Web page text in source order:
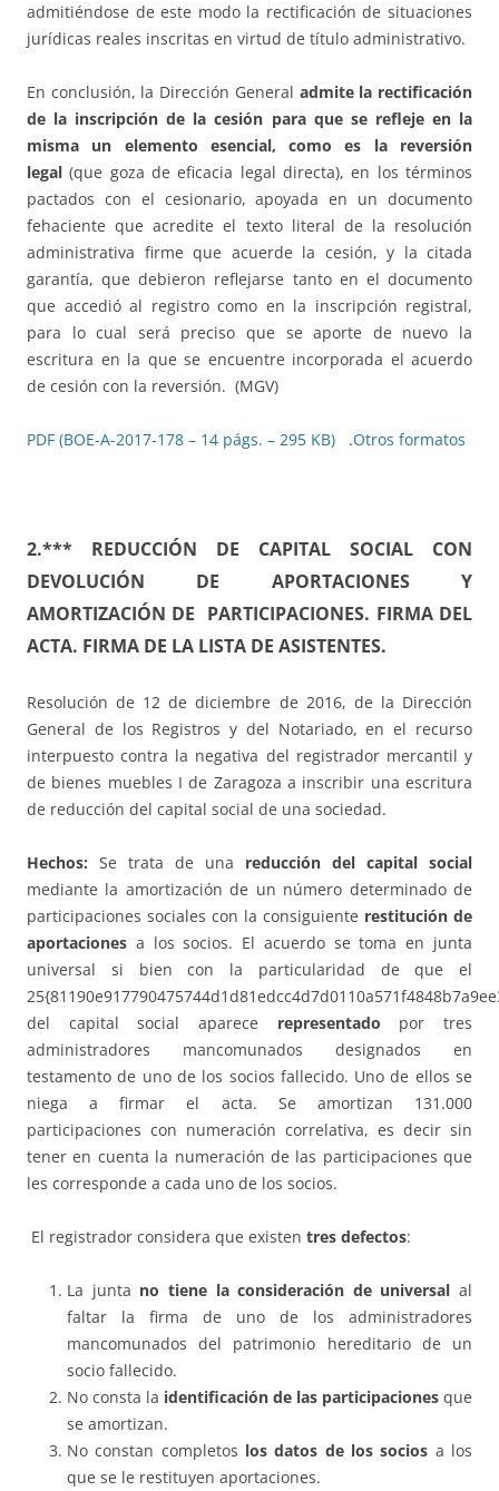
admitiéndose de este modo la rectificación de situaciones
jurídicas reales inscritas en virtud de título administrativo.
En conclusión, la Dirección General admite la rectificación
de la inscripción de la cesión para que se refleje en la
misma un elemento esencial, como es la reversión
legal(que goza de eficacia legal directa), en los términos
pactados con el cesionario, apoyada en un documento
fehaciente que acredite el texto literal de la resolución
administrativa firme que acuerde la cesión, y la citada
garantía, que debieron reflejarse tanto en el documento
que accedió al registro como en la inscripción registral,
para lo cual será preciso que se aporte de nuevo la
escritura en la que se encuentre incorporada el acuerdo
de cesión con la reversión. (MGV)
PDF (BOE-A-2017-178 – 14 págs. – 295 KB) .Otros formatos
2.*** REDUCCIÓN DE CAPITAL SOCIAL CON
DEVOLUCIÓN DE APORTACIONES Y
AMORTIZACIÓN DE PARTICIPACIONES. FIRMA DEL
ACTA. FIRMA DE LA LISTA DE ASISTENTES.
Resolución de 12 de diciembre de 2016, de la Dirección
General de los Registros y del Notariado, en el recurso
interpuesto contra la negativa del registrador mercantil y
de bienes muebles I de Zaragoza a inscribir una escritura
de reducción del capital social de una sociedad.
Hechos: Se trata de una reducción del capital social
mediante la amortización de un número determinado de
participaciones sociales con la consiguiente restitución de
aportaciones a los socios. El acuerdo se toma en junta
universal si bien con la particularidad de que el
del capital social aparece representado por tres
administradores mancomunados designados en
testamento de uno de los socios fallecido. Uno de ellos se
niega a firmar el acta. Se amortizan 131.000
participaciones con numeración correlativa, es decir sin
tener en cuenta la numeración de las participaciones que
les corresponde a cada uno de los socios.
El registrador considera que existen tres defectos:
La junta no tiene la consideración de universal al
faltar la firma de uno de los administradores
mancomunados del patrimonio hereditario de un
socio fallecido.
No consta la identificación de las participaciones que
se amortizan.
No constan completos los datos de los socios a los
que se le restituyen aportaciones.